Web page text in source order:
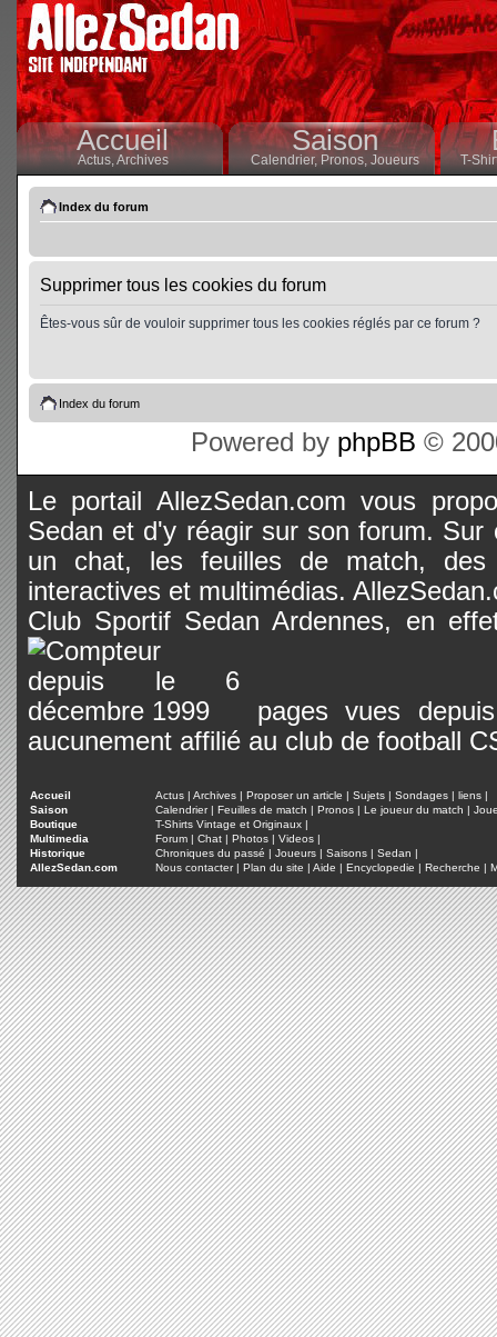
Accueil
Actus,Archives
Saison
Calendrier,Pronos, Joueurs T-
Index du forum
Supprimer tous les cookies du forum
Êtes-vous sûr de vouloir supprimer tous les cookies réglés par ce forum ?
Index du forum
Powered by phpBB ©
Le portail AllezSedan.com vous
Sedan et d'y réagir sur son forum.
un chat, les feuilles de match, des
interactives et multimédias.
Club Sportif Sedan Ardennes, en
pages vues
aucunement affilié au club de football
Accueil Actus | Archives | Proposer un article | Sujets | Sondages | liens |
Saison
Calendrier| Feuilles de match | Pronos | Le joueur du match |
Boutique
T-Shirts Vintage et Originaux |
Multimedia
Forum | Chat | Photos | Videos |
Historique
Chroniques du passé | Joueurs | Saisons | Sedan |
AllezSedan.com
Nous contacter| Plan du site | Aide | Encyclopedie | Recherche |